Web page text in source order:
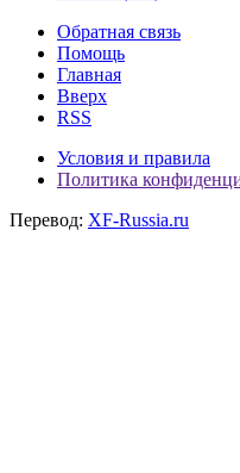
Обратная связь
Помощь
Главная
Вверх
RSS
Условия и правила
Политика
Перевод: XF-Russia.ru